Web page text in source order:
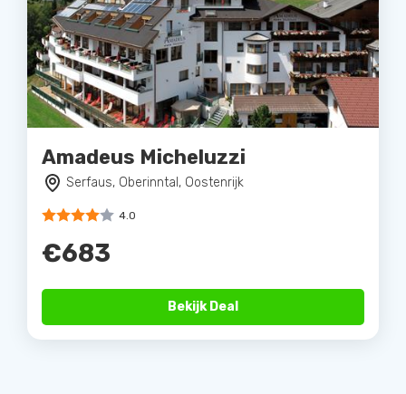
Amadeus Micheluzzi
Serfaus, Oberinntal, Oostenrijk
4.0
€683
Bekijk Deal